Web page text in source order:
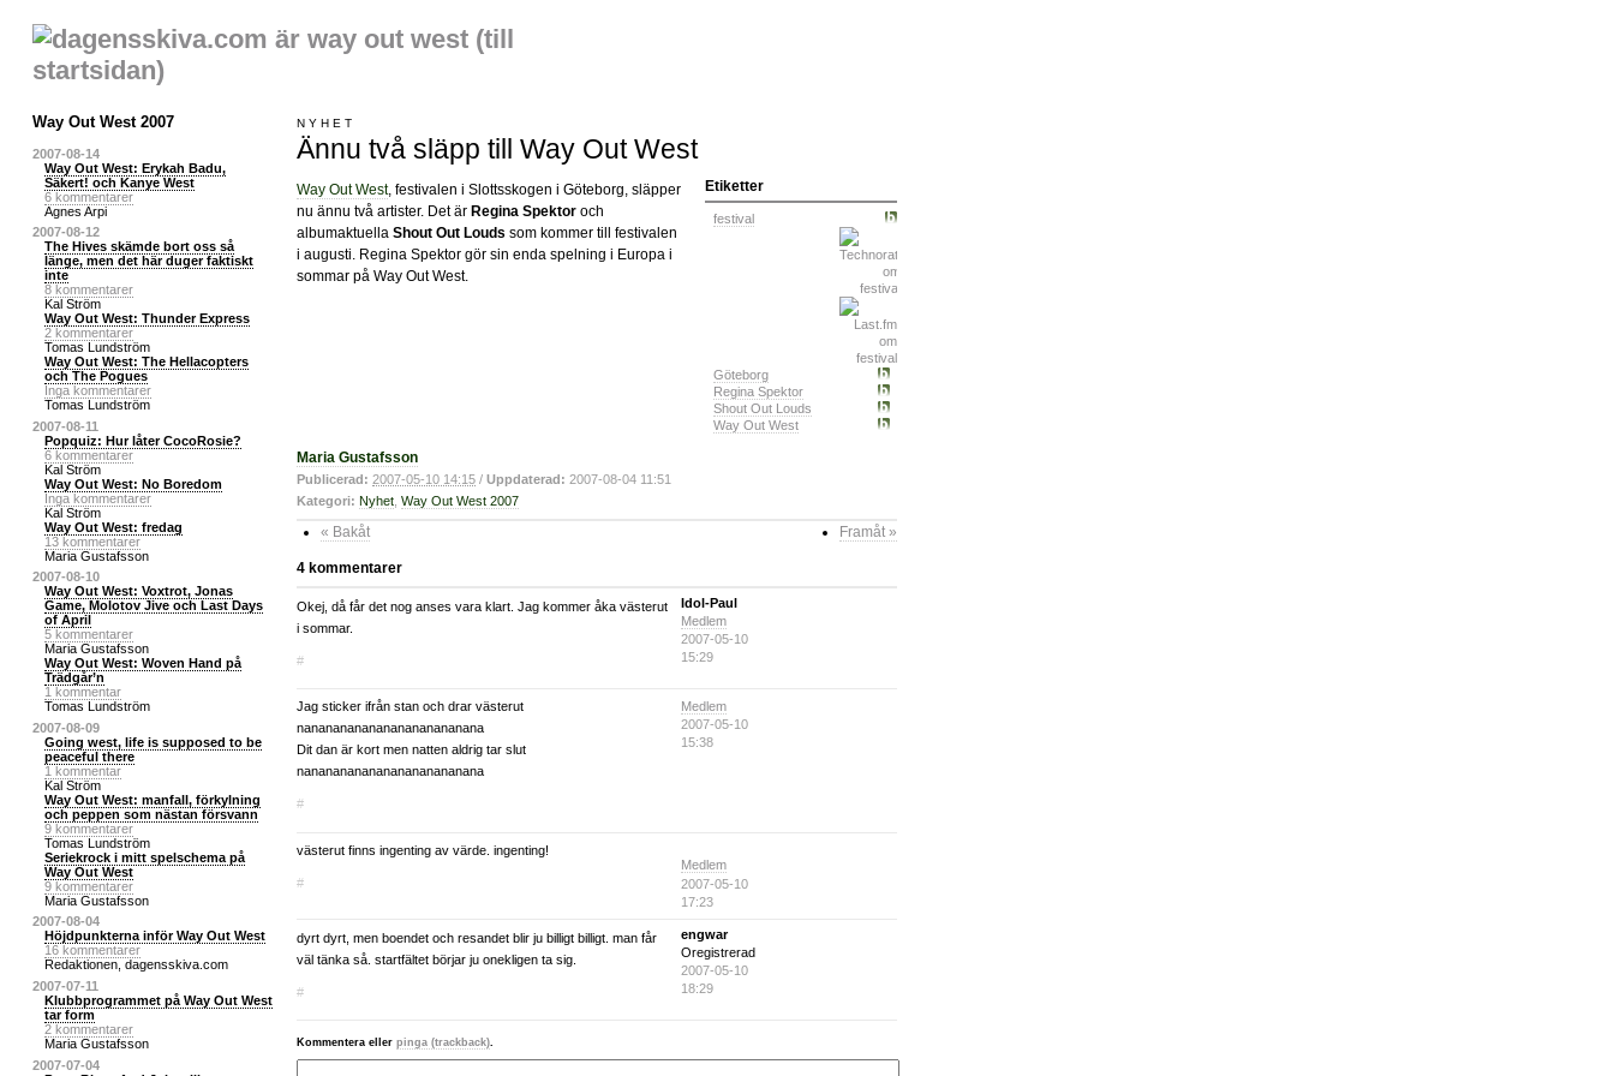
Way Out West 2007
2007-08-14
Way Out West: Erykah Badu,
Säkert! och Kanye West
6 kommentarer
Agnes Arpi
2007-08-12
The Hives skämde bort oss så
länge, men det här duger faktiskt
inte
8 kommentarer
Kal Ström
Way Out West: Thunder Express
2 kommentarer
Tomas Lundström
Way Out West: The Hellacopters
och The Pogues
Inga kommentarer
Tomas Lundström
2007-08-11
Popquiz: Hur låter CocoRosie?
6 kommentarer
Kal Ström
Way Out West: No Boredom
Inga kommentarer
Kal Ström
Way Out West: fredag
13 kommentarer
Maria Gustafsson
2007-08-10
Way Out West: Voxtrot, Jonas
Game, Molotov Jive och Last Days
of April
5 kommentarer
Maria Gustafsson
Way Out West: Woven Hand på
Trädgår’n
1 kommentar
Tomas Lundström
2007-08-09
Going west, life is supposed to be
peaceful there
1 kommentar
Kal Ström
Way Out West: manfall, förkylning
och peppen som nästan försvann
9 kommentarer
Tomas Lundström
Seriekrock i mitt spelschema på
Way Out West
9 kommentarer
Maria Gustafsson
2007-08-04
Höjdpunkterna inför Way Out West
16 kommentarer
Redaktionen, dagensskiva.com
2007-07-11
Klubbprogrammet på Way Out West
tar form
2 kommentarer
Maria Gustafsson
2007-07-04
NYHET
Ännu två släpp till Way Out West
Etiketter
festival
Göteborg
Shout Out Louds
Way Out West
Way Out West, festivalen i Slottsskogen i Göteborg, släpper
nu ännu två artister. Det är Regina Spektor och
albumaktuella Shout Out Louds som kommer till festivalen
i augusti. Regina Spektor gör sin enda spelning i Europa i
sommar på Way Out West.
4 kommentarer
Okej, då får det nog anses vara klart. Jag kommer åka västerut
i sommar.
Idol-Paul
Medlem